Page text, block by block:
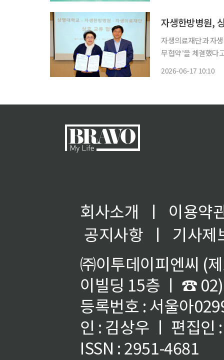
자생한방병원,
자생의료재단과 자
무협약’을 체결했다고 17일 밝혔다. 경기도 성남시
2026-06-17 10:10
회사소개 ㅣ
이용약
공지사항
ㅣ
기사제
㈜이투데이피엔씨 (
이빌딩 15층 ㅣ ☎
등록번호 : 서울아
인 : 김상우 ㅣ 편집인
ISSN : 2951-4681